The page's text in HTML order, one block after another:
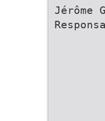
Jérôme